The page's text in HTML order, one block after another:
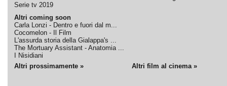
Serie tv 2019
Altri coming soon
Carla Lonzi - Dentro e fuori dal m...
Cocomelon - Il Film
L'assurda storia della Gialappa's ...
The Mortuary Assistant - Anatomia ...
I Nisidiani
Altri prossimamente » Altri film al cinema »